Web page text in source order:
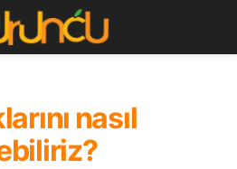
nasıl